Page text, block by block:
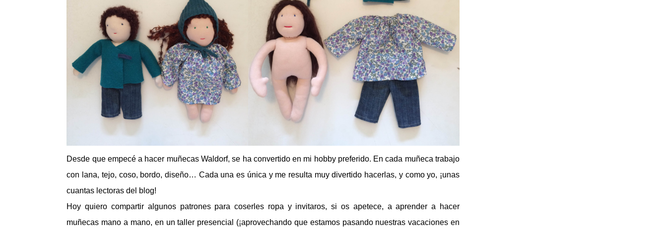
Desde que empecé a hacer muñecas Waldorf, se ha convertido en mi hobby preferido. En cada muñeca trabajo
con lana, tejo, coso, bordo, diseño… Cada una es única y me resulta muy divertido hacerlas, y como yo, ¡unas
cuantas lectoras del blog!
Hoy quiero compartir algunos patrones para coserles ropa y invitaros, si os apetece, a aprender a hacer
muñecas mano a mano, en un taller presencial (¡aprovechando que estamos pasando nuestras vacaciones en